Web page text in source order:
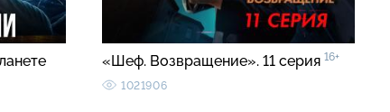
«Шеф. Возвращение». 11 серия 16+
1021906